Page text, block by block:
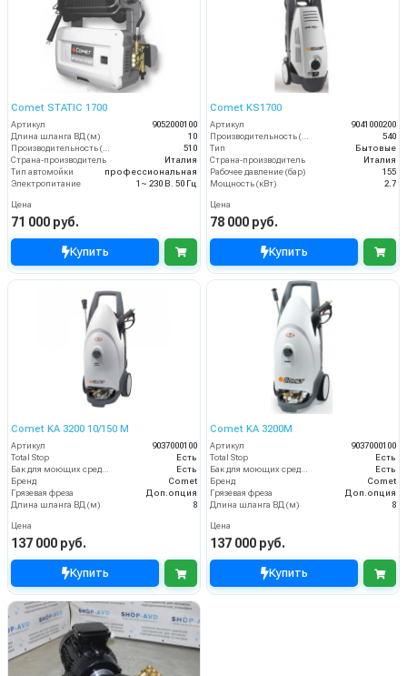
Comet STATIC 1700
Артикул
9052000100
Длина шланга ВД (м)
10
510
Страна-производитель
Италия
Тип автомойки
профессиональная
Электропитание
1~ 230 В. 50 Гц
Цена
71 000 руб.
Купить
Comet KS1700
Артикул
9041000200
540
Тип
Бытовые
Страна-производитель
Италия
Рабочее давление (бар)
155
Мощность (кВт)
2.7
Цена
78 000 руб.
Купить
Comet KA 3200 10/150 M
Артикул
9037000100
Total Stop
Есть
Бак для моющих средств
Есть
Бренд
Comet
Грязевая фреза
Доп.опция
Длина шланга ВД (м)
8
Цена
137 000 руб.
Купить
Comet KA 3200М
Артикул
9037000100
Total Stop
Есть
Бак для моющих средств
Есть
Бренд
Comet
Грязевая фреза
Доп.опция
Длина шланга ВД (м)
8
Цена
137 000 руб.
Купить